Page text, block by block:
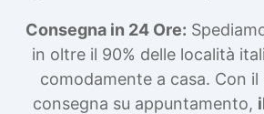
Consegna in 24 Ore:
in oltre il 90% delle località
comodamente a casa. Con il
consegna su appuntamento,